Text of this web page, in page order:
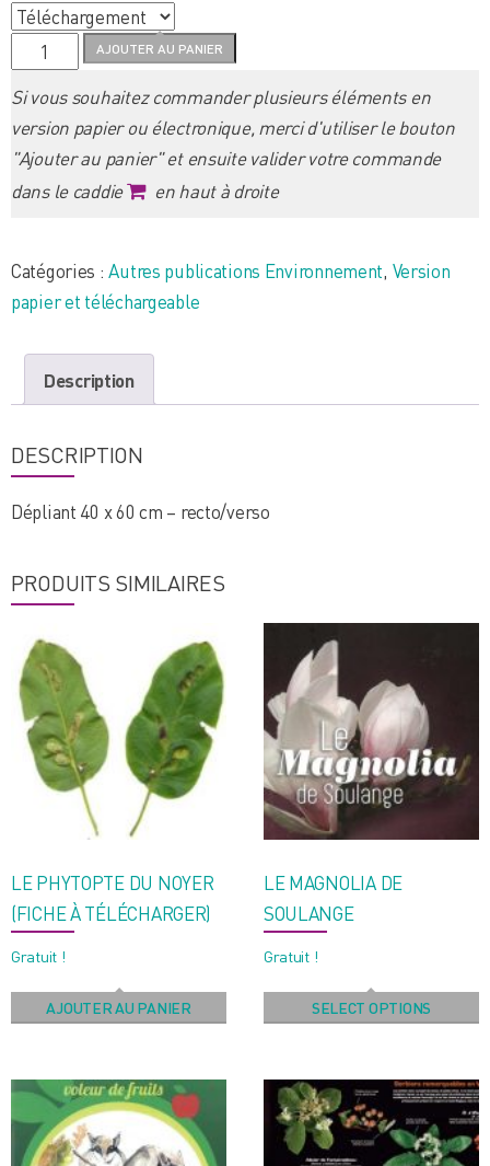
quantité
de
Le
houx
AJOUTER AU PANIER
Si vous souhaitez commander plusieurs éléments en
version papier ou électronique, merci d'utiliser le bouton
"Ajouter au panier" et ensuite valider votre commande
dans le caddie
en haut à droite
Catégories :Autres publications Environnement, Version
papier et téléchargeable
Description
DESCRIPTION
Dépliant 40 x 60 cm – recto/verso
PRODUITS SIMILAIRES
LE PHYTOPTE DU NOYER
(FICHE À TÉLÉCHARGER)
Gratuit !
AJOUTER AU PANIER
LE MAGNOLIA DE
SOULANGE
Gratuit !
SELECT OPTIONS